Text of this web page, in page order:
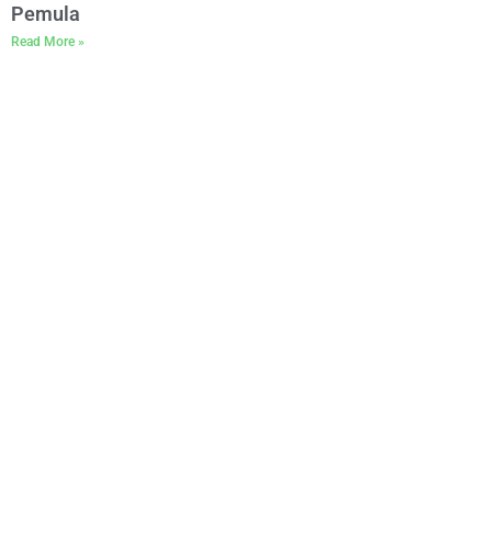
Pemula
Read More »